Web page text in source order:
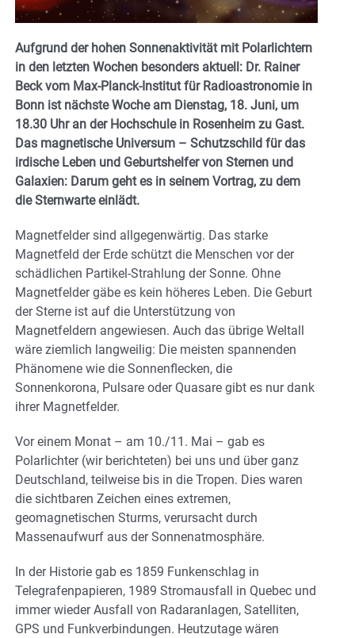
Aufgrund der hohen Sonnenaktivität mit Polarlichtern
in den letzten Wochen besonders aktuell: Dr. Rainer
Beck vom Max-Planck-Institut für Radioastronomie in
Bonn ist nächste Woche am Dienstag, 18. Juni, um
18.30 Uhr an der Hochschule in Rosenheim zu Gast.
Das magnetische Universum – Schutzschild für das
irdische Leben und Geburtshelfer von Sternen und
Galaxien: Darum geht es in seinem Vortrag, zu dem
die Sternwarte einlädt.
Magnetfelder sind allgegenwärtig. Das starke
Magnetfeld der Erde schützt die Menschen vor der
schädlichen Partikel-Strahlung der Sonne. Ohne
Magnetfelder gäbe es kein höheres Leben. Die Geburt
der Sterne ist auf die Unterstützung von
Magnetfeldern angewiesen. Auch das übrige Weltall
wäre ziemlich langweilig: Die meisten spannenden
Phänomene wie die Sonnenflecken, die
Sonnenkorona, Pulsare oder Quasare gibt es nur dank
ihrer Magnetfelder.
Vor einem Monat – am 10./11. Mai – gab es
Polarlichter (wir berichteten) bei uns und über ganz
Deutschland, teilweise bis in die Tropen. Dies waren
die sichtbaren Zeichen eines extremen,
geomagnetischen Sturms, verursacht durch
Massenaufwurf aus der Sonnenatmosphäre.
In der Historie gab es 1859 Funkenschlag in
Telegrafenpapieren, 1989 Stromausfall in Quebec und
immer wieder Ausfall von Radaranlagen, Satelliten,
GPS und Funkverbindungen. Heutzutage wären